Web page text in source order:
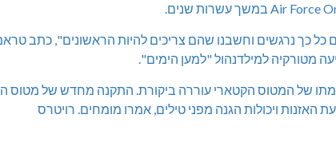
מטורקיה למילדנהול "למען הימים".
של המטוס הקטארי עוררה ביקורת. התקנה מחדש של מטוס
האזנות ויכולות הגנה מפני טילים, אמרו מומחים. רויטרס